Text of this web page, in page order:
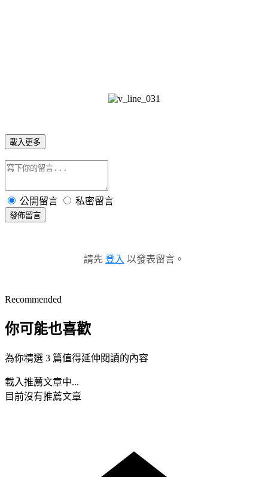
載入更多
公開留言 私密留言
發佈留言
請先 登入 以發表留言。
Recommended
你可能也喜歡
為你精選 3 篇值得延伸閱讀的內容
載入推薦文章中...
目前沒有推薦文章